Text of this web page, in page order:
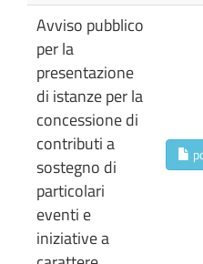
Avviso pubblico
per la
presentazione
di istanze per la
concessione di
contributi a
sostegno di
particolari
eventi e
iniziative a